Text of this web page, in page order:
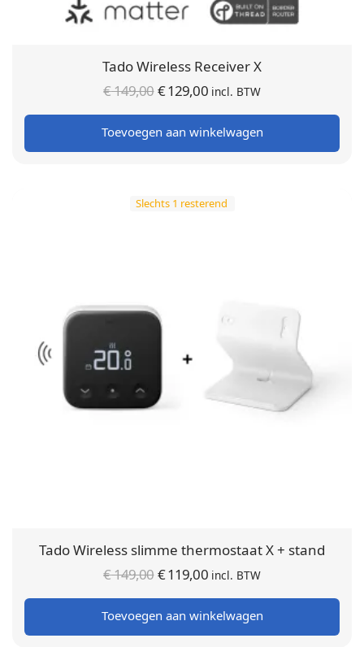
Tado Wireless Receiver X
€149,00Oorspronkelijke
prijs was:
€ 149,00.
€129,00 Huidige
prijs is:
€ 129,00.
incl. BTW
Toevoegen aan winkelwagen
Slechts 1 resterend
Tado Wireless slimme thermostaat X + stand
€149,00Oorspronkelijke
prijs was:
€ 149,00.
€119,00 Huidige
prijs is:
€ 119,00.
incl. BTW
Toevoegen aan winkelwagen